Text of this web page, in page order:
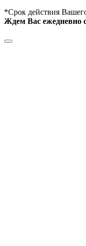
*Срок действия
Ждем Вас ежедневно